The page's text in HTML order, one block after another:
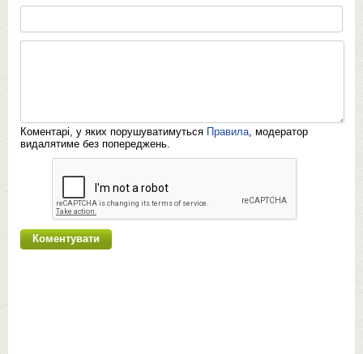
Коментарі, у яких порушуватимуться Правила, модератор
видалятиме без попереджень.